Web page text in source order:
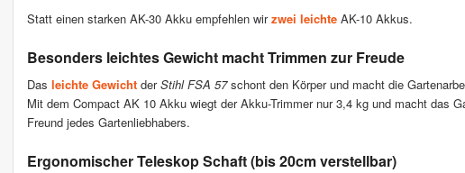
Statt einen starken AK-30 Akku empfehlen wirzwei leichte AK-10 Akkus.
Besonders leichtes Gewicht macht Trimmen zur Freude
Das leichte Gewicht derStihl FSA 57schont den Körper und macht die
Mit dem Compact AK 10 Akku wiegt der Akku-Trimmer nur 3,4 kg und macht das
Freund jedes Gartenliebhabers.
Ergonomischer Teleskop Schaft (bis 20cm verstellbar)